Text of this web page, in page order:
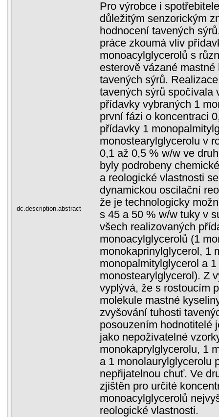
dc.description.abstract
Pro výrobce i
důležitým senzorickým
hodnocení tavených
práce zkoumá vliv
monoacylglycerolů s
esterově vázané
tavených sýrů.
tavených sýrů spočívala
přídavky vybraných 1
první fázi o koncentraci
přídavky 1
monostearylglycerolu v
0,1 až 0,5 % w/w ve
byly podrobeny
a reologické vlastnosti
dynamickou oscilační
že je technologicky
s 45 a 50 % w/w tuky v
všech realizovaných
monoacylglycerolů (1
monokaprinylglycerol, 1
monopalmitylglycerol a 1
monostearylglycerol). Z
vyplývá, že s rostoucím
molekule mastné
zvyšování tuhosti
posouzením hodnotitelé
jako nepoživatelné
monokaprylglycerolu, 1
a 1 monolaurylglycerolu
nepřijatelnou chuť. Ve
zjištěn pro určité
monoacylglycerolů
reologické vlastnosti.